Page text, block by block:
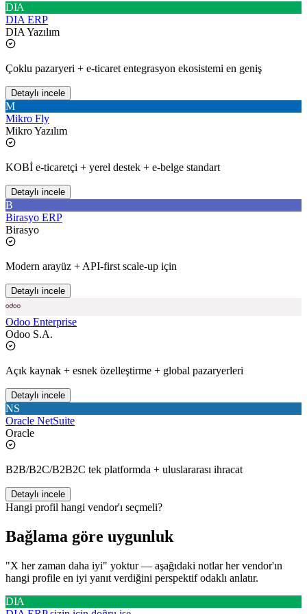
DIA
DIA ERP
DIA Yazılım
Çoklu pazaryeri + e-ticaret entegrasyon ekosistemi en geniş
Detaylı incele
M
Mikro Fly
Mikro Yazılım
KOBİ e-ticaretçi + yerel destek + e-belge standart
Detaylı incele
B
Birasyo ERP
Birasyo
Modern arayüz + API-first scale-up için
Detaylı incele
Odoo Enterprise
Odoo S.A.
Açık kaynak + esnek özelleştirme + global pazaryerleri
Detaylı incele
NS
Oracle NetSuite
Oracle
B2B/B2C/B2B2C tek platformda + uluslararası ihracat
Detaylı incele
Hangi profil hangi vendor'ı seçmeli?
Bağlama göre uygunluk
"X her zaman daha iyi" yoktur — aşağıdaki notlar her vendor'ın
hangi profile en iyi yanıt verdiğini perspektif odaklı anlatır.
DIA